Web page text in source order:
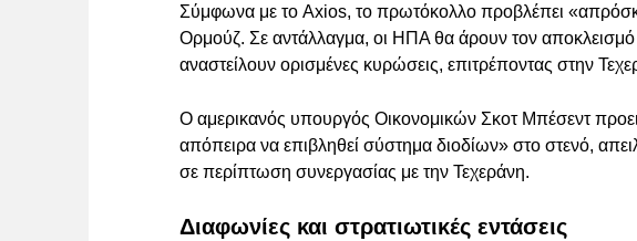
Σύμφωνα με το Axios, το πρωτόκολλο προβλέπει
Ορμούζ. Σε αντάλλαγμα, οι ΗΠΑ θα άρουν τον αποκλεισμό
αναστείλουν ορισμένες κυρώσεις, επιτρέποντας στην
Ο αμερικανός υπουργός Οικονομικών Σκοτ Μπέσεντ
απόπειρα να επιβληθεί σύστημα διοδίων» στο στενό,
σε περίπτωση συνεργασίας με την Τεχεράνη.
Διαφωνίες και στρατιωτικές εντάσεις